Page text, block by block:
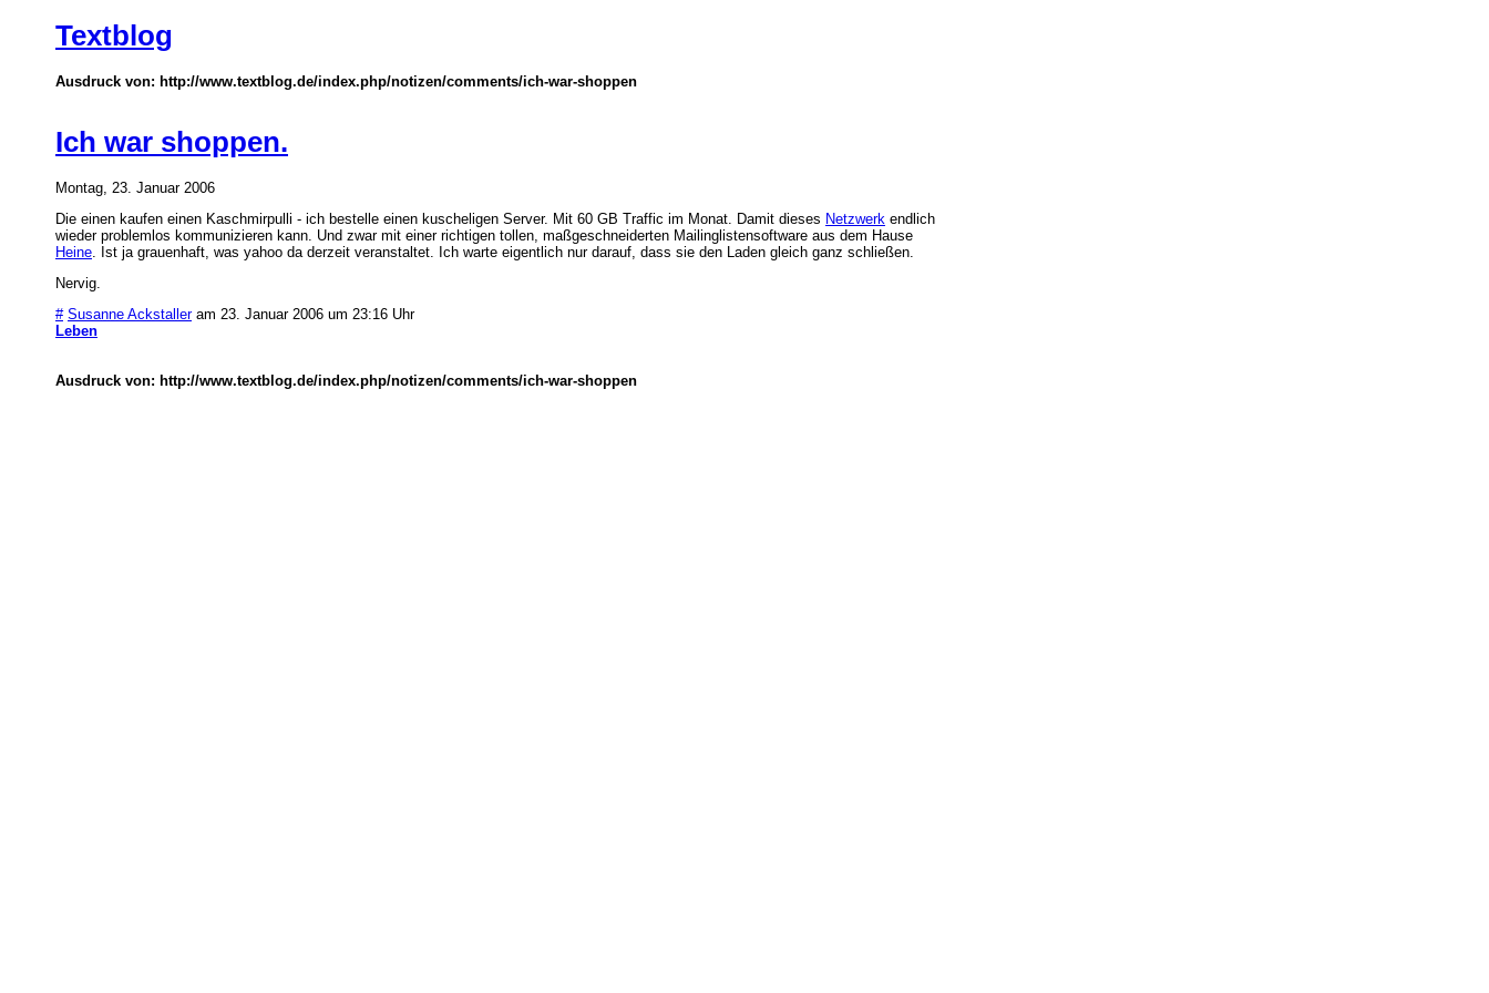
Textblog
Ausdruck von: http://www.textblog.de/index.php/notizen/comments/ich-war-shoppen
Ich war shoppen.
Montag, 23. Januar 2006
Die einen kaufen einen Kaschmirpulli - ich bestelle einen kuscheligen Server. Mit 60 GB Traffic im Monat. Damit dieses Netzwerk endlich
wieder problemlos kommunizieren kann. Und zwar mit einer richtigen tollen, maßgeschneiderten Mailinglistensoftware aus dem Hause
Heine . Ist ja grauenhaft, was yahoo da derzeit veranstaltet. Ich warte eigentlich nur darauf, dass sie den Laden gleich ganz schließen.
Nervig.
# Susanne Ackstalleram 23. Januar 2006 um 23:16 Uhr
Leben
Ausdruck von: http://www.textblog.de/index.php/notizen/comments/ich-war-shoppen